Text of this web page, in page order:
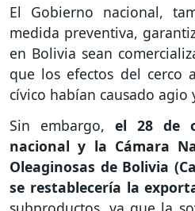
El Gobierno nacional,
medida preventiva,
en Bolivia sean
que los efectos del cerco
cívico habían causado agio
Sin embargo, el 28 de
nacional y la Cámara
Oleaginosas de Bolivia
se restablecería la